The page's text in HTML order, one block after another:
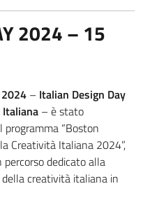
2024 – 15
– Italian Design Day
– è stato
programma “Boston
Creatività Italiana 2024”,
percorso dedicato alla
creatività italiana in